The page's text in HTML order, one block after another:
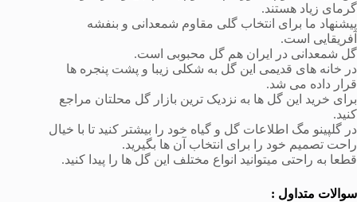
گرمای زیاد هستند.
پیشنهاد ما برای انتخاب گلی مقاوم شمعدانی و بنفشه
آفریقایی است.
گل شمعدانی در ایران هم گل محبوبی است.
در خانه های قدیمی این گل به شکلی زیبا و پشت پنجره ها
قرار داده می شد.
برای خرید این گل ها به نزدیک ترین بازار گل محلتان مراجع
کنید.
در گلپینو مگ اطلاعات گل و گیاه خود را بیشتر کنید تا با خیال
راحت تصمیم خود را برای انتخاب آن ها بگیرید.
قطعا به راحتی میتوانید انواع مختلف این گل ها را پیدا کنید.
سوالات متداول :